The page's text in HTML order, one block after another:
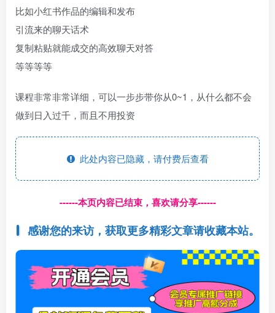
比如小红书作品的编辑和发布
引流来的聊天话术
复制粘贴就能成交的高效聊天对答
等等等等
课程非常非常详细，可以一步步带你从0~1，从什么都不会
做到日入过千，而且不用投资
此处内容已隐藏，请付费后查看
------本页内容已结束，喜欢请分享------
感谢您的来访，获取更多精彩文章请收藏本站。